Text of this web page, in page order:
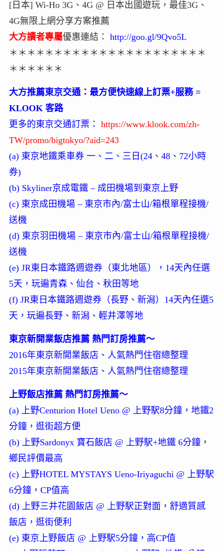
[日本] Wi-Ho 3G、4G @ 日本出國遊玩，最佳3G、
4G無限上網分享方案推薦
大方讀者專屬優惠連結： http://goo.gl/9Qvo5L
＊＊＊＊＊＊＊＊＊＊＊＊＊＊＊＊＊＊＊＊＊＊
＊＊＊＊＊＊
大方推薦東京交通：最方便快速線上訂票+服務 =
KLOOK 客路
更多的東京交通訂票： https://www.klook.com/zh-
TW/promo/bigtokyo/?aid=243
(a) 東京地鐵乘車券 一、二、三日(24、48、72小時
券)
(b) Skyliner京成電鐵 – 成田機場到東京上野
(c) 東京成田機場 – 東京市內/富士山/箱根單程接機/
送機
(d) 東京羽田機場 – 東京市內/富士山/箱根單程接機/
送機
(e) JR東日本鐵路週遊券（東北地區），14天內任選
5天，玩遍青森、仙台、秋田等地
(f) JR東日本鐵路週遊券（長野、新潟）14天內任選5
天，玩遍長野、新潟、輕井澤等地
東京新開業飯店推薦 熱門訂房推薦～
2016年東京新開業飯店、人氣熱門住宿總整理
2015年東京新開業飯店、人氣熱門住宿總整理
上野飯店推薦 熱門訂房推薦～
(a) 上野Centurion Hotel Ueno @ 上野駅8分鐘，地鐵2
分鐘，逛街超方便
(b) 上野Sardonyx 寶石飯店 @ 上野駅+地鐵 6分鐘，
鄉民評價最高
(c) 上野HOTEL MYSTAYS Ueno-Iriyaguchi @ 上野駅
6分鐘，CP值高
(d) 上野三井花園飯店 @ 上野駅正對面，舒適質感
飯店，逛街便利
(e) 東京上野飯店 @ 上野駅5分鐘，高CP值